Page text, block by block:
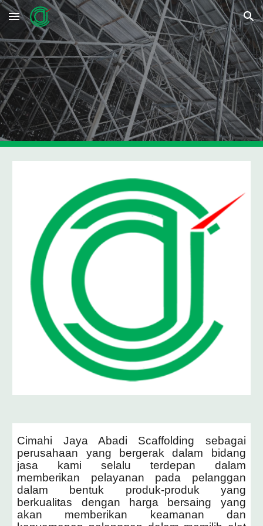
Skip to main content Skip to navigation
Cimahi Jaya Abadi Scaffolding sebagai
perusahaan yang bergerak dalam bidang
jasa kami selalu terdepan dalam
memberikan pelayanan pada pelanggan
dalam bentuk produk-produk yang
berkualitas dengan harga bersaing yang
akan memberikan keamanan dan